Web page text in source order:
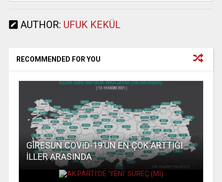
AUTHOR: UFUK KEKÜL
RECOMMENDED FOR YOU
GİRESUN COVID-19’UN EN ÇOK ARTTIĞI
İLLER ARASINDA